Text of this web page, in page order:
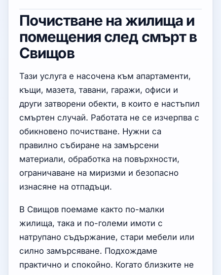
Почистване на жилища и
помещения след смърт в
Свищов
Тази услуга е насочена към апартаменти,
къщи, мазета, тавани, гаражи, офиси и
други затворени обекти, в които е настъпил
смъртен случай. Работата не се изчерпва с
обикновено почистване. Нужни са
правилно събиране на замърсени
материали, обработка на повърхности,
ограничаване на миризми и безопасно
изнасяне на отпадъци.
В Свищов поемаме както по-малки
жилища, така и по-големи имоти с
натрупано съдържание, стари мебели или
силно замърсяване. Подхождаме
практично и спокойно. Когато близките не